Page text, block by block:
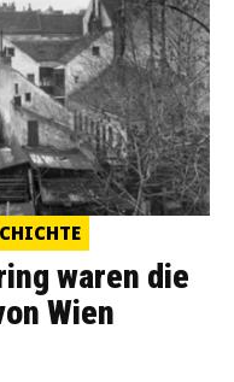
waren die
Wien